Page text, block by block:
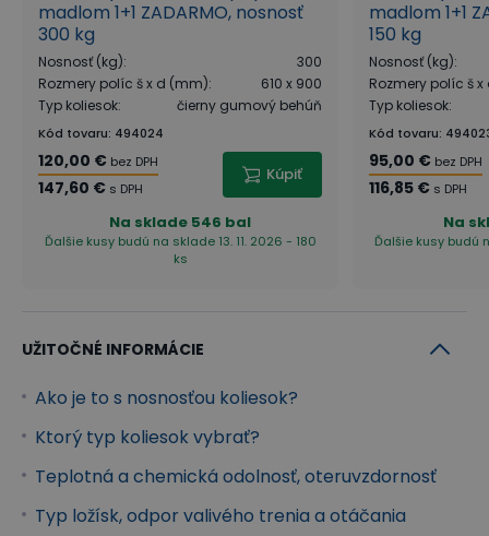
madlom 1+1 ZADARMO, nosnosť
300 kg
Nosnosť (kg):
300
Rozmery políc š x d (mm):
610 x 900
Typ koliesok: čierny gumový behúň
Kód tovaru: 494024
120,00 € bez DPH
147,60 € s DPH
Kúpiť
Na sklade 546 bal
Ďalšie kusy budú na sklade 13. 11. 2026 - 180
ks
madlom 1+1
150 kg
Nosnosť (kg):
Rozmery políc š
Typ koliesok:
Kód tovaru:
95,00 € bez DPH
116,85 € s DPH
Na
Ďalšie kusy budú
UŽITOČNÉ INFORMÁCIE
Ako je to s nosnosťou koliesok?
Ktorý typ koliesok vybrať?
Teplotná a chemická odolnosť, oteruvzdornosť
Typ ložísk, odpor valivého trenia a otáčania